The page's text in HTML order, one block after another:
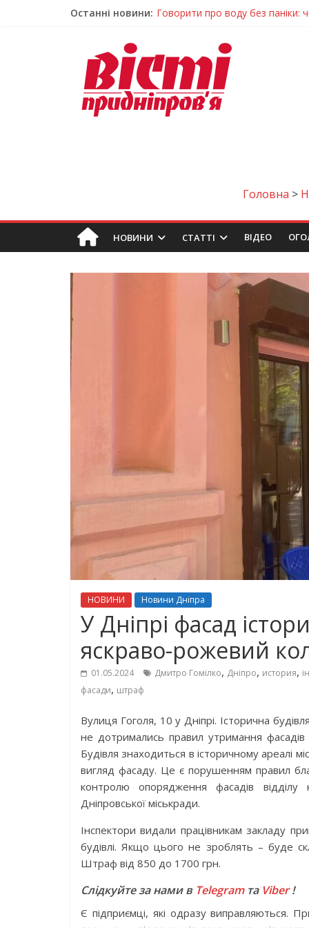
Останні новини: Говорити про воду без паніки:
У Дніпрі триває масштабна
Пошуки тривають: на
Погода та прикмети на неділю,
Головна >
НОВИНИ СТАТТІ ВIДЕО
НОВИНИ Новини Дніпра
У Дніпрі фасад
яскраво-рожевий
01.05.2024 Дмитро Гомілко, Дніпро, история,
фасади, штраф
Вулиця Гоголя, 10 у Дніпрі. Історична
не дотримались правил утримання
Будівля знаходиться в історичному ареалі
вигляд фасаду. Це є порушенням правил
контролю опорядження фасадів відділу
Дніпровської міськради.
Інспектори видали працівникам закладу
будівлі. Якщо цього не зроблять – буде
Штраф від 850 до 1700 грн.
Слідкуйте за нами в Telegramта Viber!
Є підприємці, які одразу виправляються.